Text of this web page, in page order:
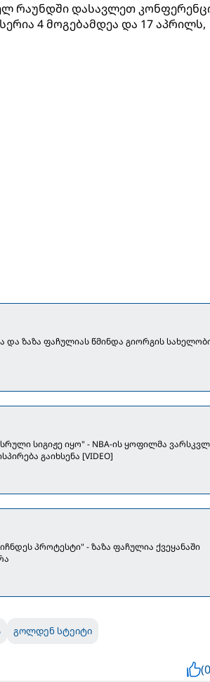
რაუნდში დასავლეთ
4 მოგებამდეა და 17 აპრილს,
და ზაზა ფაჩულიას წმინდა გიორგის
სიგიჟე იყო" - NBA-ის ყოფილმა
გაიხსენა [VIDEO]
პროტესტი" - ზაზა ფაჩულია ქვეყანაში
გოლდენ სტეიტი